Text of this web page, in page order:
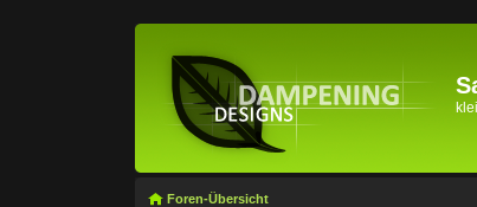
Foren-Übersicht